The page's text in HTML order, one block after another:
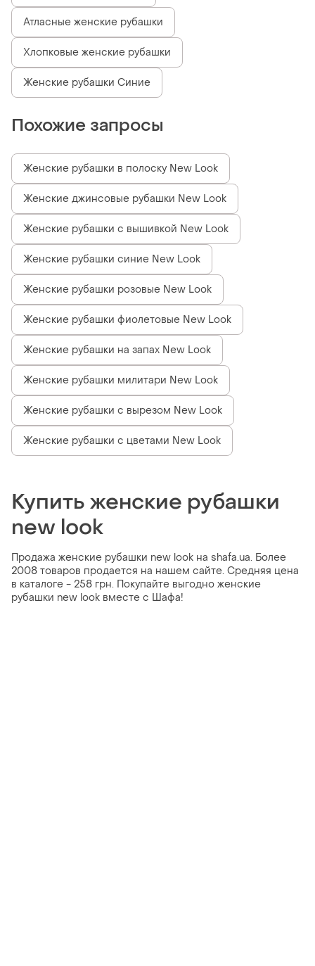
Атласные женские рубашки
Хлопковые женские рубашки
Женские рубашки Синие
Похожие запросы
Женские рубашки в полоску New Look
Женские джинсовые рубашки New Look
Женские рубашки с вышивкой New Look
Женские рубашки синие New Look
Женские рубашки розовые New Look
Женские рубашки фиолетовые New Look
Женские рубашки на запах New Look
Женские рубашки милитари New Look
Женские рубашки с вырезом New Look
Женские рубашки с цветами New Look
Купить женские рубашки
new look
Продажа женские рубашки new look на shafa.ua. Более
2008 товаров продается на нашем сайте. Средняя цена
в каталоге - 258 грн. Покупайте выгодно женские
рубашки new look вместе с Шафа!